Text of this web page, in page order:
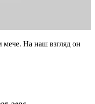
мече. На наш взгляд он